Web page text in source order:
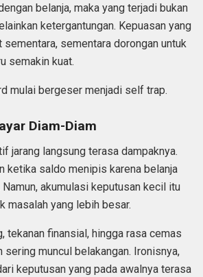
belanja, maka yang terjadi bukan
ketergantungan. Kepuasan yang
sementara dorongan untuk
semakin kuat.
mulai bergeser menjadi self trap.
Diam-Diam
jarang langsung terasa dampaknya.
ketika saldo menipis karena belanja
akumulasi keputusan kecil itu
masalah yang lebih besar.
tekanan finansial, hingga rasa cemas
sering muncul belakangan. Ironisnya,
keputusan yang pada awalnya terasa